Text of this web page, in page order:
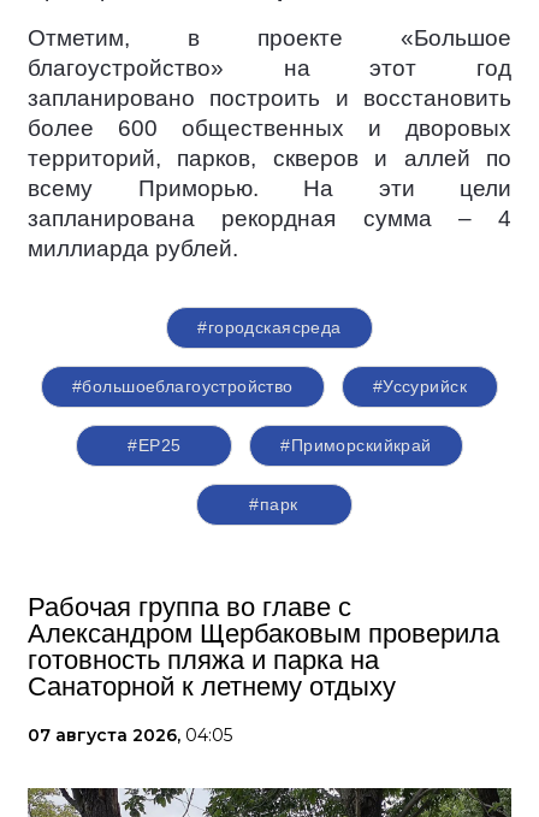
Отметим, в проекте «Большое
благоустройство» на этот год
запланировано построить и восстановить
более 600 общественных и дворовых
территорий, парков, скверов и аллей по
всему Приморью. На эти цели
запланирована рекордная сумма – 4
миллиарда рублей.
#городскаясреда
#большоеблагоустройство #Уссурийск
#ЕР25 #Приморскийкрай
#парк
Рабочая группа во главе с
Александром Щербаковым проверила
готовность пляжа и парка на
Санаторной к летнему отдыху
07 августа 2026, 04:05